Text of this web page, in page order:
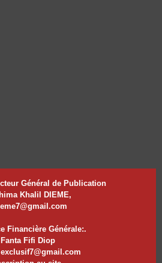
Général de Publication
Khalil DIEME,
Financière Générale:.
Fanta Fifi Diop